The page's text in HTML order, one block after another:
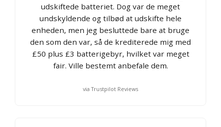
udskiftede batteriet. Dog var de meget
undskyldende og tilbød at udskifte hele
enheden, men jeg besluttede bare at bruge
den som den var, så de krediterede mig med
£50 plus £3 batterigebyr, hvilket var meget
fair. Ville bestemt anbefale dem.
via Trustpilot Reviews